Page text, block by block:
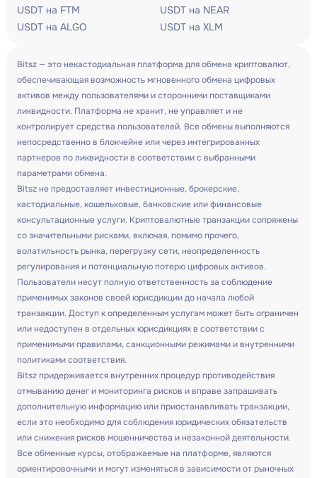
USDT на FTM
USDT на NEAR
USDT на ALGO
USDT на XLM
Bitsz — это некастодиальная платформа для обмена криптовалют,
обеспечивающая возможность мгновенного обмена цифровых
активов между пользователями и сторонними поставщиками
ликвидности. Платформа не хранит, не управляет и не
контролирует средства пользователей. Все обмены выполняются
непосредственно в блокчейне или через интегрированных
партнеров по ликвидности в соответствии с выбранными
параметрами обмена.
Bitsz не предоставляет инвестиционные, брокерские,
кастодиальные, кошельковые, банковские или финансовые
консультационные услуги. Криптовалютные транзакции сопряжены
со значительными рисками, включая, помимо прочего,
волатильность рынка, перегрузку сети, неопределенность
регулирования и потенциальную потерю цифровых активов.
Пользователи несут полную ответственность за соблюдение
применимых законов своей юрисдикции до начала любой
транзакции. Доступ к определенным услугам может быть ограничен
или недоступен в отдельных юрисдикциях в соответствии с
применимыми правилами, санкционными режимами и внутренними
политиками соответствия.
Bitsz придерживается внутренних процедур противодействия
отмыванию денег и мониторинга рисков и вправе запрашивать
дополнительную информацию или приостанавливать транзакции,
если это необходимо для соблюдения юридических обязательств
или снижения рисков мошенничества и незаконной деятельности.
Все обменные курсы, отображаемые на платформе, являются
ориентировочными и могут изменяться в зависимости от рыночных